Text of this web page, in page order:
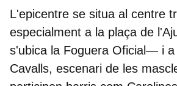
L'epicentre se situa al centre
especialment a la plaça de
s'ubica la Foguera Oficial— i a
Cavalls, escenari de les